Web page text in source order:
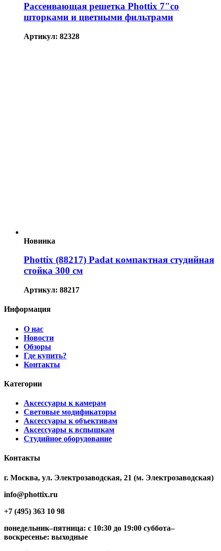
Рассеивающая решетка Phottix 7"со
шторками и цветными фильтрами
Артикул: 82328
Новинка
Phottix (88217) Padat компактная студийная
стойка 300 см
Артикул: 88217
Информация
О нас
Новости
Обзоры
Где купить?
Контакты
Категории
Аксессуары к камерам
Световые модификаторы
Аксессуары к объективам
Аксессуары к вспышкам
Студийное оборудование
Контакты
г. Москва, ул. Электрозаводская, 21 (м. Электрозаводская)
info@phottix.ru
+7 (495) 363 10 98
понедельник–пятница: с 10:30 до 19:00 суббота–
воскресенье: выходные